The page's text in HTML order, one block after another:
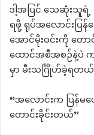
ဒါ့အပြင် သေဆုံးသူရဲ့
ရဖို့ ရုပ်အလောင်းပြ
အောင်မိုးဝင်းကို တေ
ထောင်အစီအစဉ်နဲ့ပဲ
မှာ မီးသင်္ဂြိုဟ်ခဲ့ရတ
“အလောင်းက ပြန်မပ
တောင်းခိုင်းတယ်”